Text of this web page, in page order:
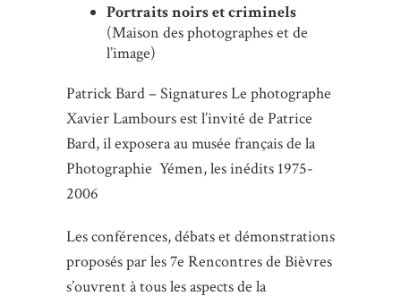
Portraits noirs et criminels
(Maison des photographes et de
l’image)
Patrick Bard – Signatures Le photographe
Xavier Lambours est l’invité de Patrice
Bard, il exposera au musée français de la
Photographie Yémen, les inédits 1975-
2006
Les conférences, débats et démonstrations
proposés par les 7e Rencontres de Bièvres
s’ouvrent à tous les aspects de la